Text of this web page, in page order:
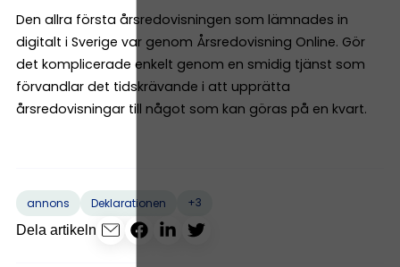
Den allra första årsredovisningen som lämnades in
digitalt i Sverige var genom Årsredovisning Online. Gör
det komplicerade enkelt genom en smidig tjänst som
förvandlar det tidskrävande i att upprätta
årsredovisningar till något som kan göras på en kvart.
annons Deklarationen
+3
Dela artikeln